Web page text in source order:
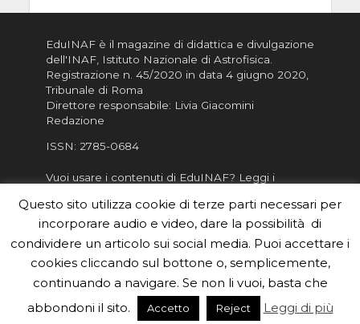
EduINAF è il magazine di didattica e divulgazione
dell'INAF, Istituto Nazionale di Astrofisica
Registrazione n. 45/2020 in data 4 giugno 2020,
Tribunale di Roma
Direttore responsabile: Livia Giacomini
Redazione
ISSN: 2785-0684
Vuoi usare i contenuti di EduINAF? Leggi i
Informativa sulla Privacy
Informatva sui Cookie
Per la rubrica de l'Astronomo risponde, per
inviarci le tue foto o i tuoi contributi, scrivici a
redazione.edu [chiocciola] inaf.it oppure
il form
Questo sito utilizza cookie di terze parti necessari per
incorporare audio e video, dare la possibilità di
condividere un articolo sui social media. Puoi accettare i
cookies cliccando sul bottone o, semplicemente,
continuando a navigare. Se non li vuoi, basta che
abbondoni il sito.
Accetto Reject Leggi di più